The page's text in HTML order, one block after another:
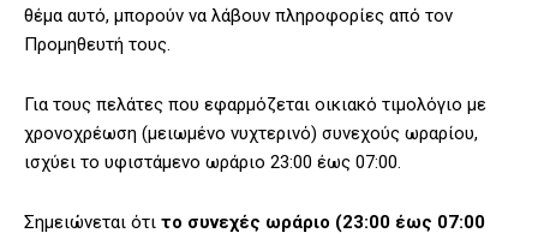
θέμα αυτό, μπορούν να λάβουν πληροφορίες από τον
Προμηθευτή τους.
Για τους πελάτες που εφαρμόζεται οικιακό τιμολόγιο με
χρονοχρέωση (μειωμένο νυχτερινό) συνεχούς ωραρίου,
ισχύει το υφιστάμενο ωράριο 23:00 έως 07:00.
Σημειώνεται ότι το συνεχές ωράριο (23:00 έως 07:00